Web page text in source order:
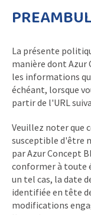
La présente
manière dont
les informations
échéant, lorsque
partir de l'URL
Veuillez noter que
susceptible d'être
par Azur Concept
conformer à toute
un tel cas, la date
identifiée en tête
modifications